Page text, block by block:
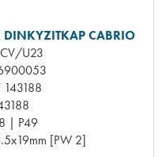
DINKYZITKAP CABRIO
U23
143188
| P49
[PW 2]